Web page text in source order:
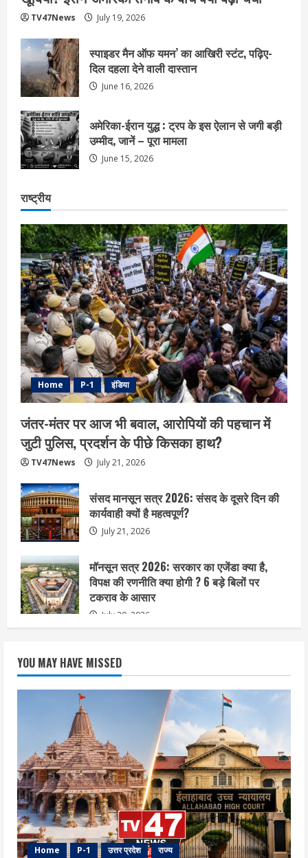
TV47News July 19, 2026
स्पाइडर मैन ऑफ यमन’ का आखिरी स्टंट, पढ़िए-
दिल दहला देने वाली दास्तान
June 16, 2026
अमेरिका-ईरान युद्ध : ट्रप के इस ऐलान से जगी बड़ी
उम्मीद, जानें – पूरा मामला
June 15, 2026
राष्ट्रीय
Home P-1 इंडिया
जंतर-मंतर पर आज भी बवाल, आरोपियों की पहचान में
जुटी पुलिस, प्रदर्शन के पीछे किसका हाथ?
TV47News July 21, 2026
संसद मानसून सत्र 2026: संसद के दूसरे दिन की
कार्यवाही क्यों है महत्वपूर्ण?
July 21, 2026
मॉनसून सत्र 2026: सरकार का एजेंडा क्या है,
विपक्ष की रणनीति क्या होगी ? 6 बड़े बिलों पर
टकराव के आसार
July 20, 2026
YOU MAY HAVE MISSED
Home P-1 उत्तर प्रदेश राज्य